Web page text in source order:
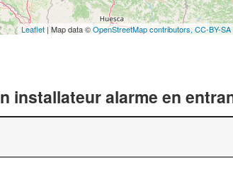
Leaflet | Map data ©OpenStreetMap contributors, CC-BY-SA
installateur alarme en